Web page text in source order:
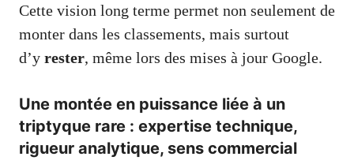
Cette vision long terme permet non seulement de
monter dans les classements, mais surtout
d’y rester, même lors des mises à jour Google.
Une montée en puissance liée à un
triptyque rare : expertise technique,
rigueur analytique, sens commercial